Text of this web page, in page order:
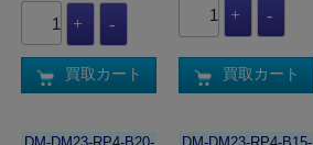
買取カート 買取カート